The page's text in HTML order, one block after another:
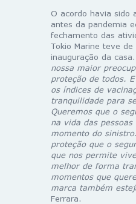
O acordo havia sido
antes da pandemia
fechamento das
Tokio Marine teve
inauguração da casa.
nossa maior
proteção de todos.
os índices de
tranquilidade para
Queremos que o
na vida das
momento do
proteção que o
que nos permite
melhor de forma
momentos que
marca também
Ferrara.